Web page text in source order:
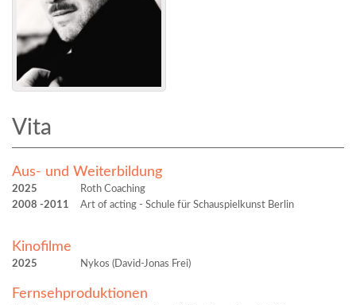
Vita
Aus- und Weiterbildung
2025
Roth Coaching
2008
2011 Art of acting - Schule für Schauspielkunst Berlin
Kinofilme
2025 Nykos (David-Jonas Frei)
Fernsehproduktionen